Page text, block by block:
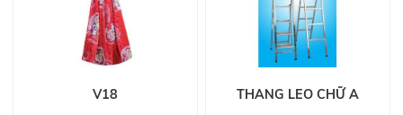
V18 THANG LEO CHỮ A